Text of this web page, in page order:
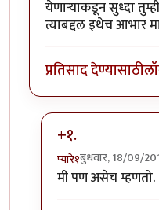
येणार्‍याकडून सुध्दा
त्याबद्दल इथेच आभार
प्रतिसाद देण्यासाठी
+१.
प्यारे१बुधवार, 18/09/
In reply toअतिशय
मी पण असेच म्हणतो.